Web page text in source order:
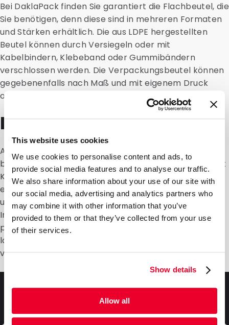
This website uses cookies
We use cookies to personalise content and ads, to
provide social media features and to analyse our traffic.
We also share information about your use of our site with
our social media, advertising and analytics partners who
may combine it with other information that you’ve
provided to them or that they’ve collected from your use
of their services.
Show details
Allow all
Bei DaklaPack finden Sie garantiert die Flachbeutel, die
Sie benötigen, denn diese sind in mehreren Formaten
und Stärken erhältlich. Die aus LDPE hergestellten
Beutel können durch Versiegeln oder mit
Kabelbindern, Klebeband oder Gummibändern
verschlossen werden. Die Verpackungsbeutel können
gegebenenfalls nach Maß und mit eigenem Druck
online bestellt werden.
Beutel mit Klebestreifen
Auch für Ihre Plastikbeutel mit Klebestreifen sind Sie
bei DaklaPack an der richtigen Adresse. Die Beutel mit
Klebestreifen sind durch die zwei Varianten vielseitig
einsetzbar. So haben wir Beutel mit Aufhängehaken
und Aufhängeloch. Dadurch können Sie die Beutel mit
Inhalt beispielsweise in einem Geschäft einfach
präsentieren. Durch den integrierten Klebestreifen
lassen sich diese Verpackungen sehr einfach
verschließen.
Fragen und Antworten